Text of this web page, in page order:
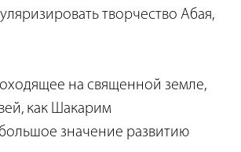
творчество Абая,
на священной земле,
как Шакарим
значение развитию